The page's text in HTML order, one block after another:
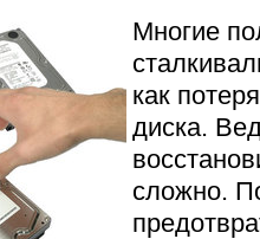
Многие
как
диска.
сложно.